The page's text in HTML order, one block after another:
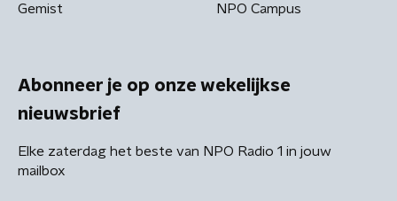
Gemist NPO Campus
Abonneer je op onze wekelijkse
nieuwsbrief
Elke zaterdag het beste van NPO Radio 1 in jouw
mailbox